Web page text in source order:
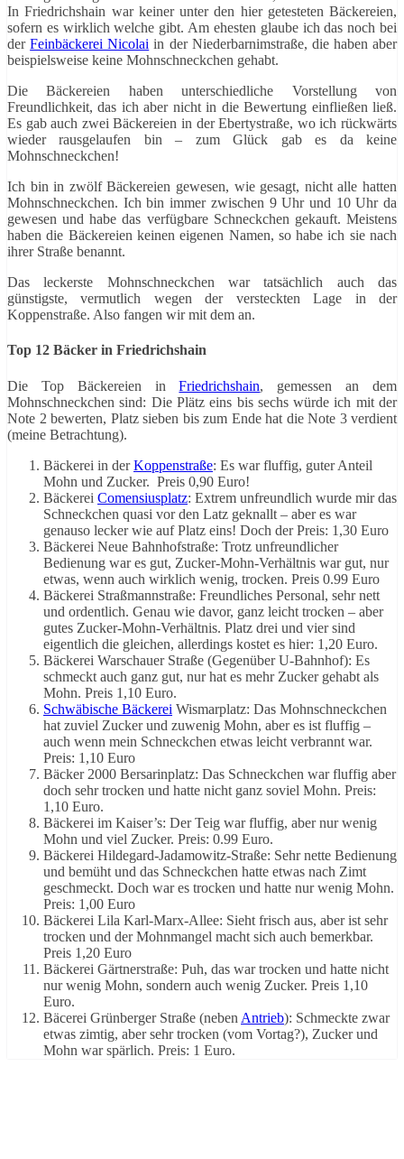
In Friedrichshain war keiner unter den hier getesteten Bäckereien,
sofern es wirklich welche gibt. Am ehesten glaube ich das noch bei
derFeinbäckerei Nicolai in der Niederbarnimstraße, die haben aber
beispielsweise keine Mohnschneckchen gehabt.
Die Bäckereien haben unterschiedliche Vorstellung von
Freundlichkeit, das ich aber nicht in die Bewertung einfließen ließ.
Es gab auch zwei Bäckereien in der Ebertystraße, wo ich rückwärts
wieder rausgelaufen bin – zum Glück gab es da keine
Mohnschneckchen!
Ich bin in zwölf Bäckereien gewesen, wie gesagt, nicht alle hatten
Mohnschneckchen. Ich bin immer zwischen 9 Uhr und 10 Uhr da
gewesen und habe das verfügbare Schneckchen gekauft. Meistens
haben die Bäckereien keinen eigenen Namen, so habe ich sie nach
ihrer Straße benannt.
Das leckerste Mohnschneckchen war tatsächlich auch das
günstigste, vermutlich wegen der versteckten Lage in der
Koppenstraße. Also fangen wir mit dem an.
Top 12 Bäcker in Friedrichshain
Die Top Bäckereien inFriedrichshain, gemessen an dem
Mohnschneckchen sind: Die Plätz eins bis sechs würde ich mit der
Note 2 bewerten, Platz sieben bis zum Ende hat die Note 3 verdient
(meine Betrachtung).
Bäckerei in derKoppenstraße: Es war fluffig, guter Anteil
Mohn und Zucker. Preis 0,90 Euro!
Bäckerei Comensiusplatz: Extrem unfreundlich wurde mir das
Schneckchen quasi vor den Latz geknallt – aber es war
genauso lecker wie auf Platz eins! Doch der Preis: 1,30 Euro
Bäckerei Neue Bahnhofstraße: Trotz unfreundlicher
Bedienung war es gut, Zucker-Mohn-Verhältnis war gut, nur
etwas, wenn auch wirklich wenig, trocken. Preis 0.99 Euro
Bäckerei Straßmannstraße: Freundliches Personal, sehr nett
und ordentlich. Genau wie davor, ganz leicht trocken – aber
gutes Zucker-Mohn-Verhältnis. Platz drei und vier sind
eigentlich die gleichen, allerdings kostet es hier: 1,20 Euro.
Bäckerei Warschauer Straße (Gegenüber U-Bahnhof): Es
schmeckt auch ganz gut, nur hat es mehr Zucker gehabt als
Mohn. Preis 1,10 Euro.
Schwäbische Bäckerei Wismarplatz: Das Mohnschneckchen
hat zuviel Zucker und zuwenig Mohn, aber es ist fluffig –
auch wenn mein Schneckchen etwas leicht verbrannt war.
Preis: 1,10 Euro
Bäcker 2000 Bersarinplatz: Das Schneckchen war fluffig aber
doch sehr trocken und hatte nicht ganz soviel Mohn. Preis:
1,10 Euro.
Bäckerei im Kaiser’s: Der Teig war fluffig, aber nur wenig
Mohn und viel Zucker. Preis: 0.99 Euro.
Bäckerei Hildegard-Jadamowitz-Straße: Sehr nette Bedienung
und bemüht und das Schneckchen hatte etwas nach Zimt
geschmeckt. Doch war es trocken und hatte nur wenig Mohn.
Preis: 1,00 Euro
Bäckerei Lila Karl-Marx-Allee: Sieht frisch aus, aber ist sehr
trocken und der Mohnmangel macht sich auch bemerkbar.
Preis 1,20 Euro
Bäckerei Gärtnerstraße: Puh, das war trocken und hatte nicht
nur wenig Mohn, sondern auch wenig Zucker. Preis 1,10
Euro.
Bäcerei Grünberger Straße (neben Antrieb): Schmeckte zwar
etwas zimtig, aber sehr trocken (vom Vortag?), Zucker und
Mohn war spärlich. Preis: 1 Euro.